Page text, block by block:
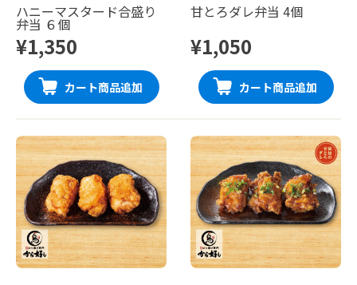
ハニーマスタード合盛り
弁当 ６個
¥1,350
カート商品追加
甘とろダレ弁当 4個
¥1,050
カート商品追加